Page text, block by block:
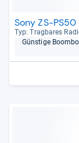
Sony ZS-PS50
Typ: Trag­ba­res
Güns­tige